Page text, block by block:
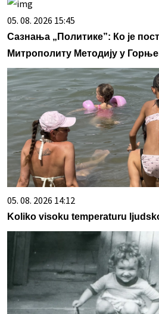
05. 08. 2026 15:45
Сазнања „Политике”: Ко је
Митрополиту Методију у
05. 08. 2026 14:12
Koliko visoku temperaturu